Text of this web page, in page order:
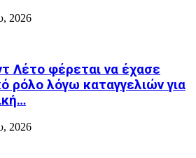
2026
Λέτο φέρεται να έχασε
ρόλο λόγω καταγγελιών για
2026